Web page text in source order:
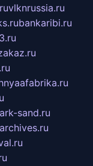
vlknrussia.ru
bankaribi.ru
sand.ru